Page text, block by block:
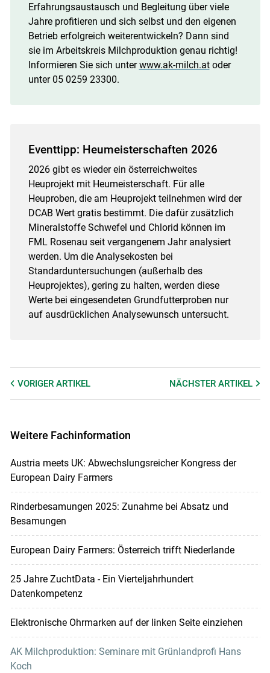
Erfahrungsaustausch und Begleitung über viele
Jahre profitieren und sich selbst und den eigenen
Betrieb erfolgreich weiterentwickeln? Dann sind
sie im Arbeitskreis Milchproduktion genau richtig!
Informieren Sie sich unterwww.ak-milch.atoder
unter 05 0259 23300.
Eventtipp: Heumeisterschaften 2026
2026 gibt es wieder ein österreichweites
Heuprojekt mit Heumeisterschaft. Für alle
Heuproben, die am Heuprojekt teilnehmen wird der
DCAB Wert gratis bestimmt. Die dafür zusätzlich
Mineralstoffe Schwefel und Chlorid können im
FML Rosenau seit vergangenem Jahr analysiert
werden. Um die Analysekosten bei
Standarduntersuchungen (außerhalb des
Heuprojektes), gering zu halten, werden diese
Werte bei eingesendeten Grundfutterproben nur
auf ausdrücklichen Analysewunsch untersucht.
VORIGER ARTIKEL NÄCHSTERARTIKEL
Weitere Fachinformation
Austria meets UK: Abwechslungsreicher Kongress der
European Dairy Farmers
Rinderbesamungen 2025: Zunahme bei Absatz und
Besamungen
European Dairy Farmers: Österreich trifft Niederlande
25 Jahre ZuchtData - Ein Vierteljahrhundert
Datenkompetenz
Elektronische Ohrmarken auf der linken Seite einziehen
AK Milchproduktion: Seminare mit Grünlandprofi Hans
Koch